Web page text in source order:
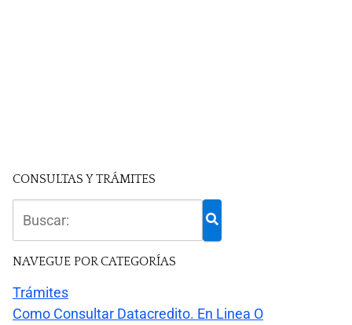
CONSULTAS Y TRÁMITES
NAVEGUE POR CATEGORÍAS
Trámites
Como Consultar Datacredito. En Linea O